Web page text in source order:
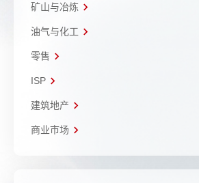
矿山与冶炼
油气与化工
零售
ISP
建筑地产
商业市场